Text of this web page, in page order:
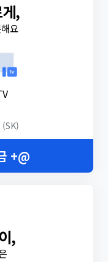
,
요
(SK)
+@
,